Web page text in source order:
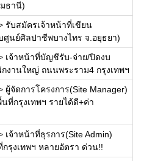
ธานี)
รับสมัครเจ้าหน้าที่เขียน
ศูนย์ศิลปาชีพบางไทร จ.อยุธยา)
เจ้าหน้าที่บัญชีรับ-จ่าย/ปิดงบ
งานใหญ่ ถนนพระราม4 กรุงเทพฯ
ผู้จัดการโครงการ(Site Manager)
ที่กรุงเทพฯ รายได้ดี+ค่า
เจ้าหน้าที่ธุรการ(Site Admin)
รุงเทพฯ หลายอัตรา ด่วน!!